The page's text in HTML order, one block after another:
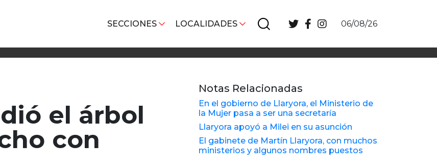
SECCIONES LOCALIDADES 06/08/26
el árbol
con
Notas Relacionadas
En el gobierno de Llaryora, el Ministerio de
la Mujer pasa a ser una secretaría
Llaryora apoyó a Milei en su asunción
El gabinete de Martín Llaryora, con muchos
ministerios y algunos nombres puestos